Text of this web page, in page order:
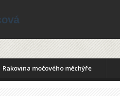
Rakovina močového měchýře